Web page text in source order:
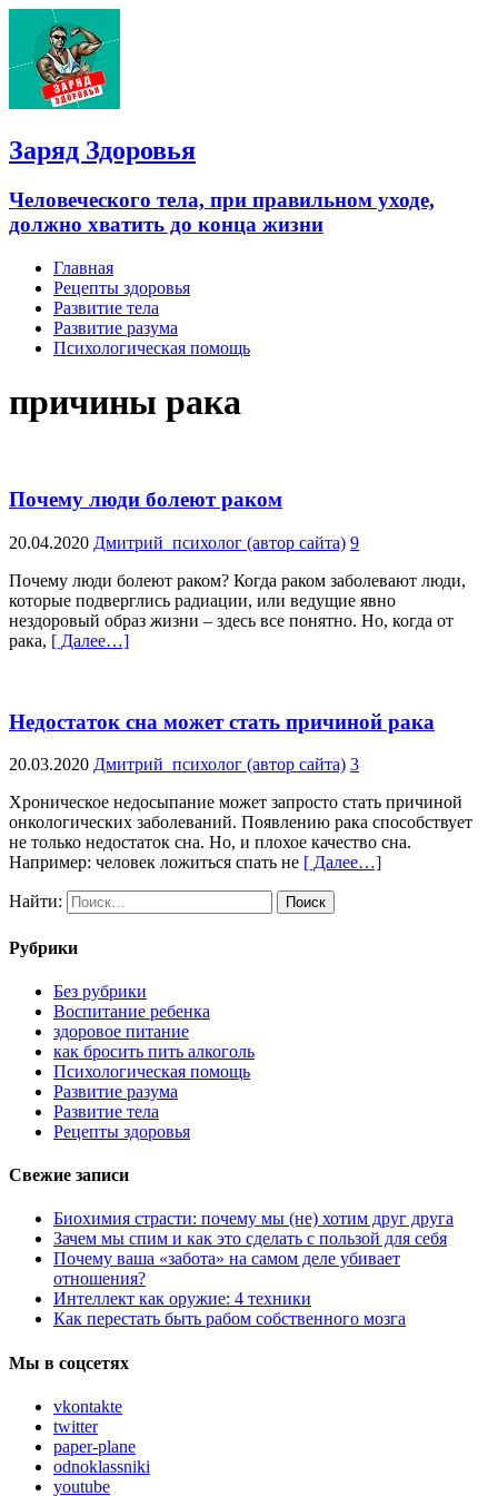
Заряд Здоровья
Человеческого тела, при правильном уходе,
должно хватить до конца жизни
Главная
Рецепты здоровья
Развитие тела
Развитие разума
Психологическая помощь
причины рака
Почему люди болеют раком
20.04.2020 Дмитрий_психолог (автор сайта) 9
Почему люди болеют раком? Когда раком заболевают люди,
которые подверглись радиации, или ведущие явно
нездоровый образ жизни – здесь все понятно. Но, когда от
рака, [ Далее…]
Недостаток сна может стать причиной рака
20.03.2020 Дмитрий_психолог (автор сайта) 3
Хроническое недосыпание может запросто стать причиной
онкологических заболеваний. Появлению рака способствует
не только недостаток сна. Но, и плохое качество сна.
Например: человек ложиться спать не [ Далее…]
Найти:
Рубрики
Без рубрики
Воспитание ребенка
здоровое питание
как бросить пить алкоголь
Психологическая помощь
Развитие разума
Развитие тела
Рецепты здоровья
Свежие записи
Биохимия страсти: почему мы (не) хотим друг друга
Зачем мы спим и как это сделать с пользой для себя
Почему ваша «забота» на самом деле убивает
отношения?
Интеллект как оружие: 4 техники
Как перестать быть рабом собственного мозга
Мы в соцсетях
vkontakte
twitter
paper-plane
odnoklassniki
youtube